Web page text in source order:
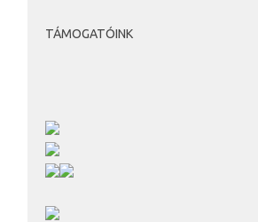
TÁMOGATÓINK